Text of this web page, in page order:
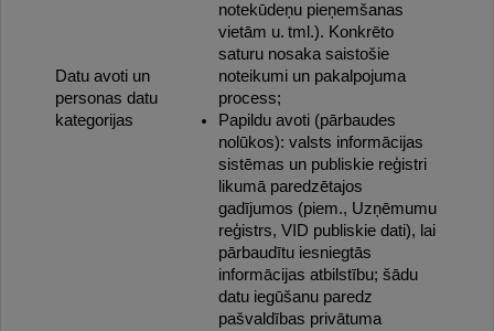
Datu avoti un
personas datu
kategorijas
notekūdeņu pieņemšanas
vietām u. tml.). Konkrēto
saturu nosaka saistošie
noteikumi un pakalpojuma
process;
Papildu avoti (pārbaudes
nolūkos): valsts informācijas
sistēmas un publiskie reģistri
likumā paredzētajos
gadījumos (piem., Uzņēmumu
reģistrs, VID publiskie dati), lai
pārbaudītu iesniegtās
informācijas atbilstību; šādu
datu iegūšanu paredz
pašvaldības privātuma